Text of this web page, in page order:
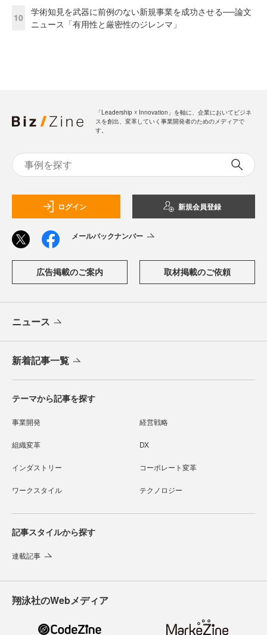
10
学術知見を武器に前例のない新規事業を成功させる──論文
ニュース「有用性と厳密性のジレンマ」
「Leadership ☓ Innovation」を軸に、企業においてビジネ
スを創出、変革していく事業開発者のためのメディアで
す。
ログイン 新規会員登録
メールバックナンバー
広告掲載のご案内 取材掲載のご依頼
ニュース
新着記事一覧
テーマから記事を探す
事業開発 経営戦略
組織変革 DX
インダストリー コーポレート変革
ワークスタイル テクノロジー
記事スタイルから探す
連載記事
翔泳社のWebメディア